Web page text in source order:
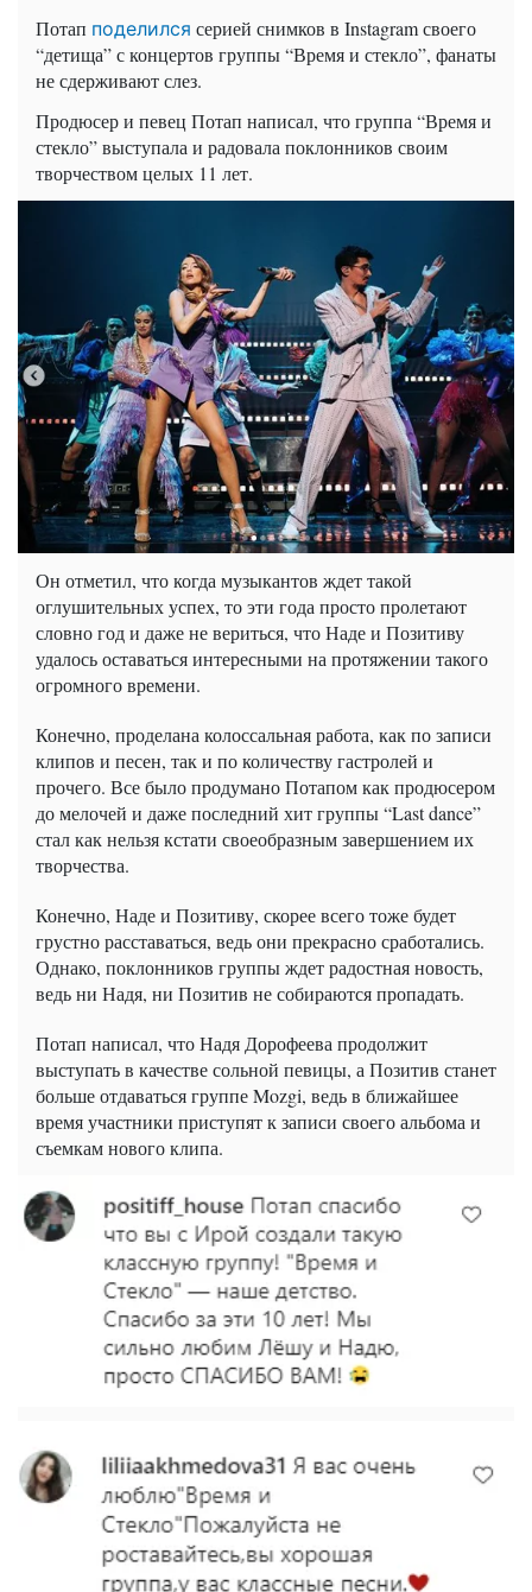
Потап поделился серией снимков в Instagramсвоего
“детища” с концертов группы “Время и стекло”, фанаты
не сдерживают слез.
Продюсер и певец Потап написал, что группа “Время и
стекло” выступала и радовала поклонников своим
творчеством целых 11 лет.
Он отметил, что когда музыкантов ждет такой
оглушительных успех, то эти года просто пролетают
словно год и даже не вериться, что Наде и Позитиву
удалось оставаться интересными на протяжении такого
огромного времени.
Конечно, проделана колоссальная работа, как по записи
клипов и песен, так и по количеству гастролей и
прочего. Все было продумано Потапом как продюсером
до мелочей и даже последний хит группы “Lastdance”
стал как нельзя кстати своеобразным завершением их
творчества.
Конечно, Наде и Позитиву, скорее всего тоже будет
грустно расставаться, ведь они прекрасно сработались.
Однако, поклонников группы ждет радостная новость,
ведь ни Надя, ни Позитив не собираются пропадать.
Потап написал, что Надя Дорофеева продолжит
выступать в качестве сольной певицы, а Позитив станет
больше отдаватьсягруппеMozgi, ведь в ближайшее
время участники приступят к записи своего альбома и
съемкам нового клипа.